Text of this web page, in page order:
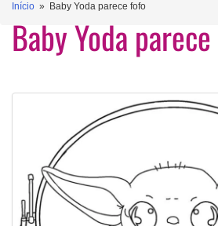
Início » Baby Yoda parece fofo
Baby Yoda